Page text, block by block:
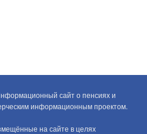
сайт о пенсиях и
информационным проектом.
на сайте в целях